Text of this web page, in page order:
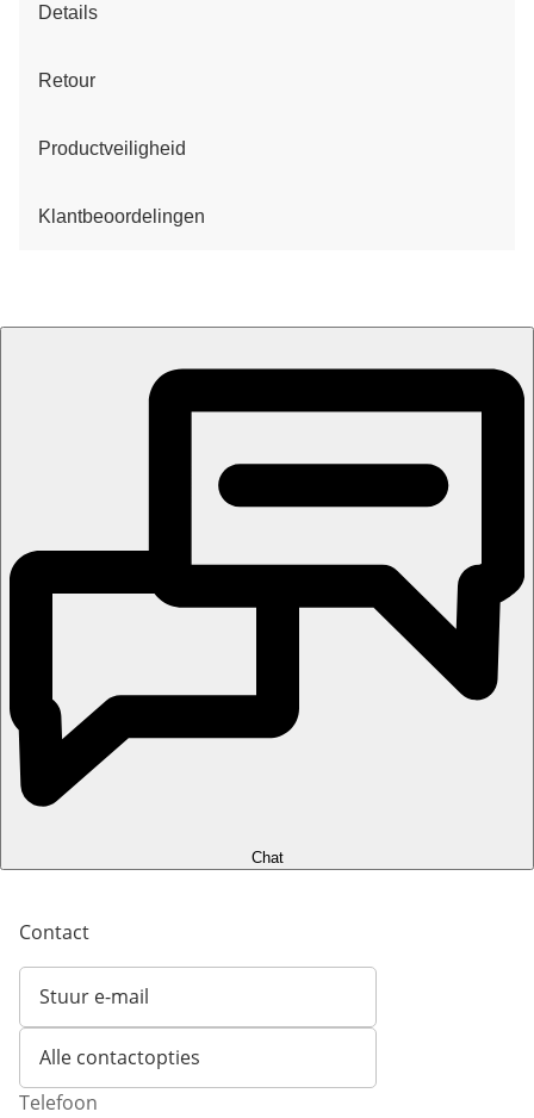
Details
Retour
Productveiligheid
Klantbeoordelingen
Chat
Contact
Stuur e-mail
Opent e-mailclient
Alle contactopties
Telefoon